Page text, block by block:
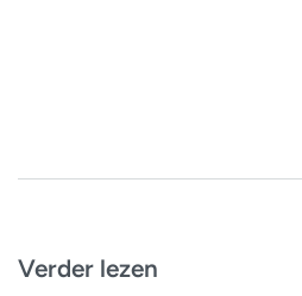
Verder lezen